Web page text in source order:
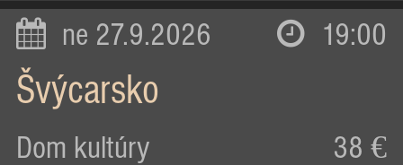
ne 27.9.2026 19:00
Švýcarsko
Dom kultúry 38 €